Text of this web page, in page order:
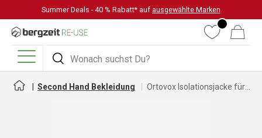
DIREKT ZUM INHALT
Summer Deals - 40 % Rabatt* auf ausgewählte Marken
Suchen
Suchen
WunschlisteWarenkorb
Menü
Second Hand Bekleidung